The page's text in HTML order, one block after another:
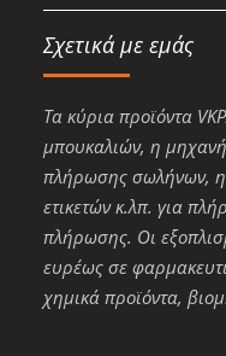
Σχετικά με εμάς
Τα κύρια προϊόντα
μπουκαλιών, η
πλήρωσης σωλήνων,
ετικετών κ.λπ. για
πλήρωσης. Οι
ευρέως σε
χημικά προϊόντα,